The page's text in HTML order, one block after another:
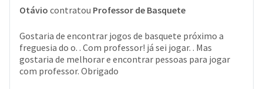
Otávio contratou Professor de Basquete
Gostaria de encontrar jogos de basquete próximo a
freguesia do o. . Com professor! já sei jogar. . Mas
gostaria de melhorar e encontrar pessoas para jogar
com professor. Obrigado